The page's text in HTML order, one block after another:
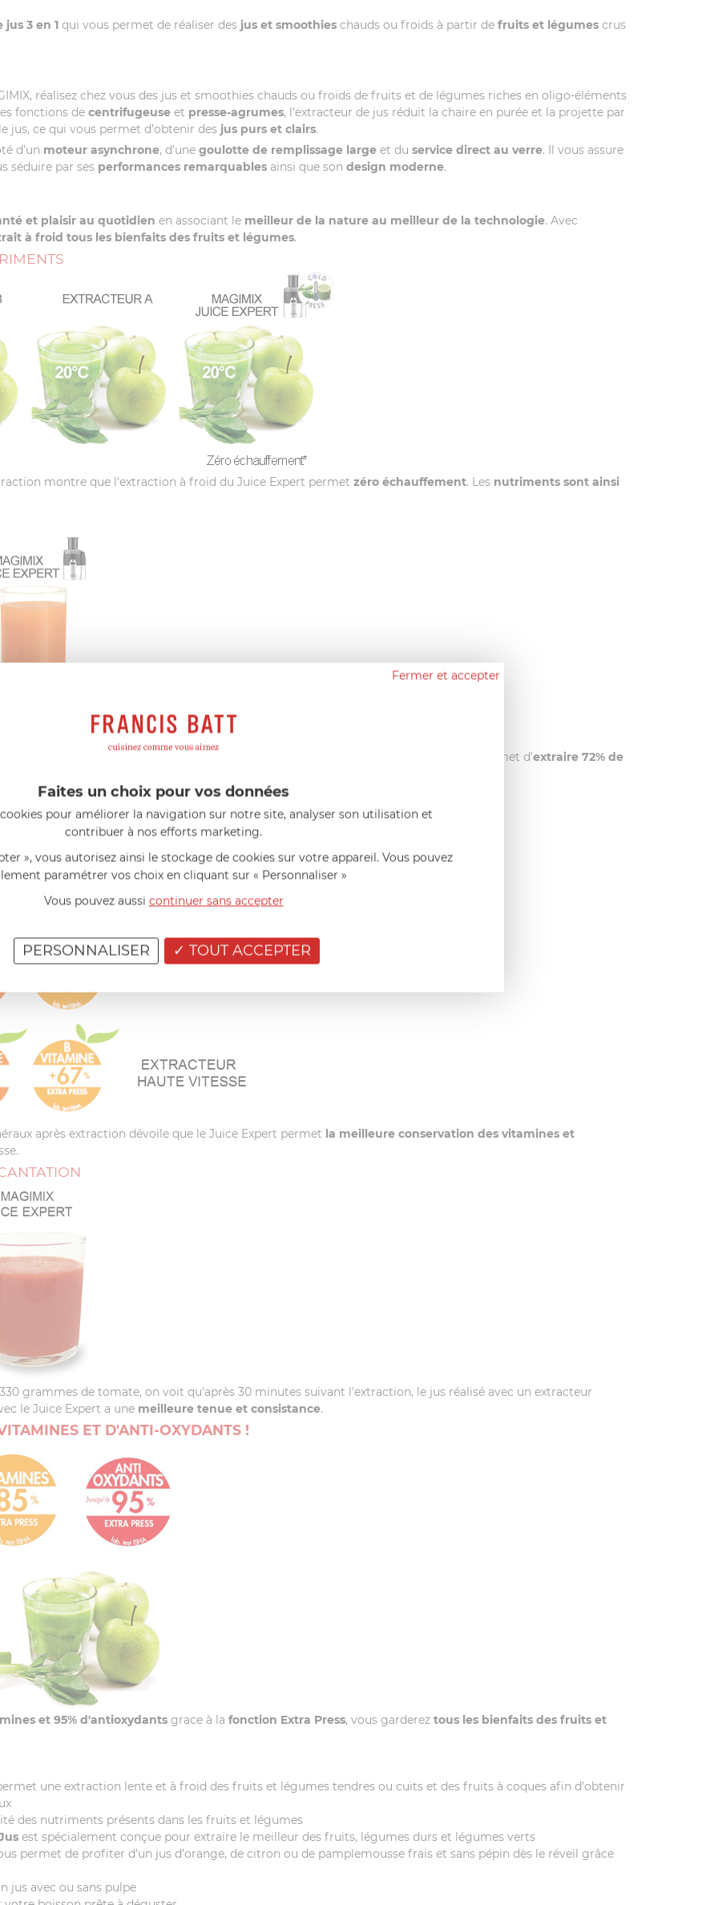
3 en 1 qui vous permet de réaliser des jus et smoothies chauds ou froids à partir de fruits et légumes crus
réalisez chez vous des jus et smoothies chauds ou froids de fruits et de légumes riches en oligo-éléments
fonctions de centrifugeuse et presse-agrumes, l’extracteur de jus réduit la chaire en purée et la projette par
jus, ce qui vous permet d’obtenir des jus purs et clairs.
d’un moteur asynchrone, d’une goulotte de remplissage large et du service direct au verre. Il vous assure
séduire par ses performances remarquables ainsi que son design moderne.
et plaisir au quotidien en associant le meilleur de la nature au meilleur de la technologie. Avec
à froid tous les bienfaits des fruits et légumes.
montre que l'extraction à froid du Juice Expert permet zéro échauffement. Les nutriments sont ainsi
500 grammes de carottes avec un extracteur témoin montre que le Juice Expert permet d'extraire 72% de
Expert contre 144 grammes avec l'extracteur témoin.
après extraction dévoile que le Juice Expert permet la meilleure conservation des vitamines et
grammes de tomate, on voit qu'après 30 minutes suivant l'extraction, le jus réalisé avec un extracteur
le Juice Expert a une meilleure tenue et consistance.
ET D'ANTI-OXYDANTS !
et 95% d'antioxydants grace à la fonction Extra Press, vous garderez tous les bienfaits des fruits et
une extraction lente et à froid des fruits et légumes tendres ou cuits et des fruits à coques afin d’obtenir
des nutriments présents dans les fruits et légumes
est spécialement conçue pour extraire le meilleur des fruits, légumes durs et légumes verts
permet de profiter d’un jus d’orange, de citron ou de pamplemousse frais et sans pépin dès le réveil grâce
jus avec ou sans pulpe
Fermer et accepter
Faites un choix pour vos données
pour améliorer la navigation sur notre site, analyser son utilisation et
contribuer à nos efforts marketing.
», vous autorisez ainsi le stockage de cookies sur votre appareil. Vous pouvez
paramétrer vos choix en cliquant sur « Personnaliser »
Vous pouvez aussi continuer sans accepter
TOUT ACCEPTER
PERSONNALISER